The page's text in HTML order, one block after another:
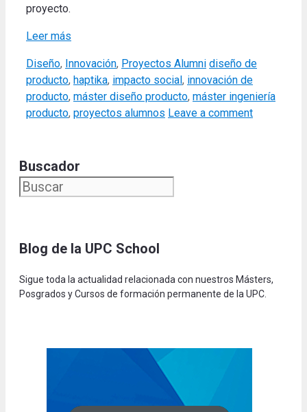
proyecto.
Leer más
Categories
Diseño, Innovación, Proyectos Alumni Tags
diseño de
producto, haptika, impacto social , innovación de
producto, máster diseño producto, máster ingeniería
producto, proyectos alumnos Leave a comment
Buscador
Blog de la UPC School
Sigue toda la actualidad relacionada con nuestros Másters,
Posgrados y Cursos de formación permanente de la UPC.